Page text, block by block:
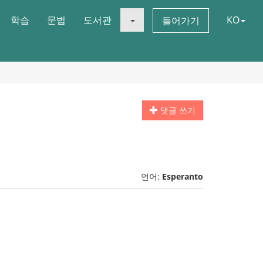
학습 문법 도서관 들어가기 KO
댓글 쓰기
언어: Esperanto